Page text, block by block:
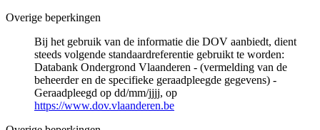
Overige beperkingen
Bij het gebruik van de informatie die DOV aanbiedt, dient
steeds volgende standaardreferentie gebruikt te worden:
Databank Ondergrond Vlaanderen - (vermelding van de
beheerder en de specifieke geraadpleegde gegevens) -
Geraadpleegd op dd/mm/jjjj, op
https://www.dov.vlaanderen.be